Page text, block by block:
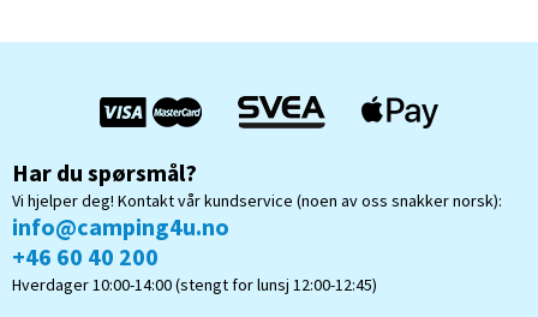
Har du spørsmål?
Vi hjelper deg! Kontakt vår kundservice (noen av oss snakker norsk):
info@camping4u.no
+46 60 40 200
Hverdager 10:00-14:00 (stengt for lunsj 12:00-12:45)